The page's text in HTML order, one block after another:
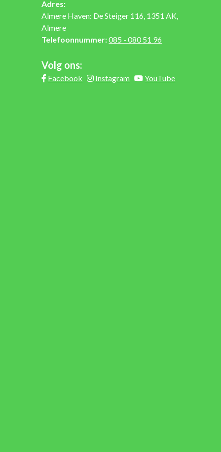
Adres:
Almere Haven: De Steiger 116, 1351 AK,
Almere
Telefoonnummer:085 - 080 51 96
Volg ons:
Facebook Instagram YouTube